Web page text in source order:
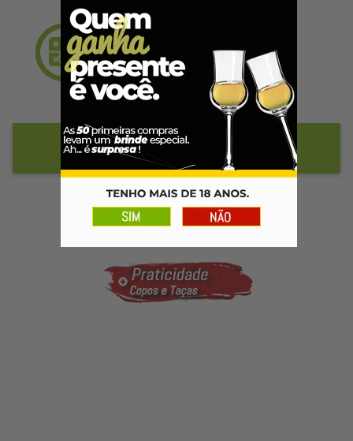
Adicionar ao Carrinho